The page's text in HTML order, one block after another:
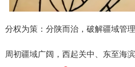
分权为策：分陕而治，破解疆域管
周初疆域广阔，西起关中、东至海